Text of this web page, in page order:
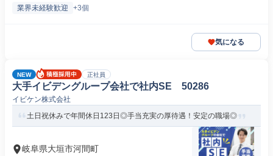
業界未経験歓迎 +3個
気になる
NEW 正社員
大手イビデングループ会社で社内SE 50286
イビケン株式会社
土日祝休みで年間休日123日◎手当充実の厚待遇！安定の職場◎
岐阜県大垣市河間町